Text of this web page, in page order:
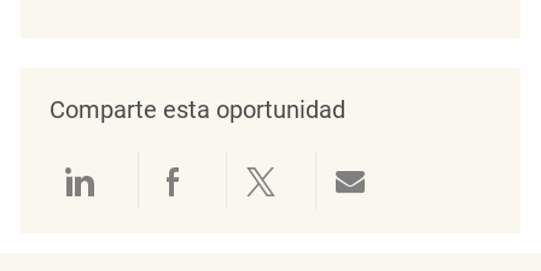
Comparte esta oportunidad
Compartir a través de LinkedIn
Compartir a través de
Compartir a través